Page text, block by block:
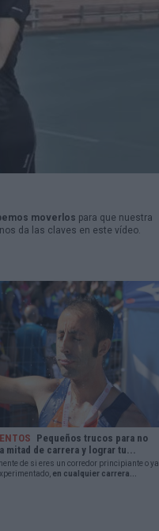
moverlos para que nuestra
nos da las claves en este vídeo.
Pequeños trucos para no
mitad de carrera y lograr tu...
de si eres un corredor principiante o ya
en cualquier carrera...